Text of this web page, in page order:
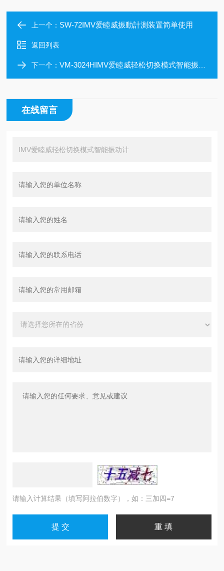
上一个： SW-72IMV爱睦威振動計測装置简单使用
返回列表
下一个：VM-3024HIMV爱睦威轻松切换模式智能振动计
在线留言
请输入计算结果（填写阿拉伯数字），如：三加四=7